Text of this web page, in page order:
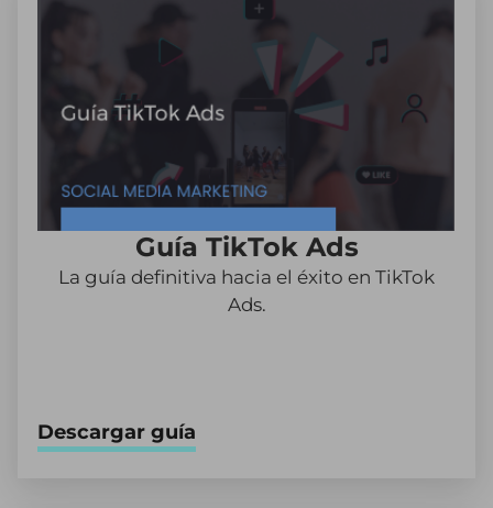
Guía TikTok Ads
La guía definitiva hacia el éxito en TikTok
Ads.
Descargar guía